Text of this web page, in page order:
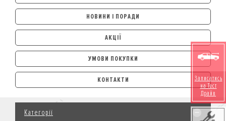
НОВИНИ І ПОРАДИ
АКЦІЇ
УМОВИ ПОКУПКИ
АВТОМОБІЛІ
ЛІЗИНГ
КРЕДИТ
СТРАХУВАННЯ
КОНТАКТИ
Записатись
на Тест
Драйв
Категорії